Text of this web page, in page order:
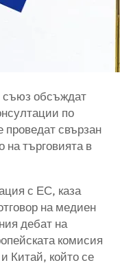
обсъждат
по
проведат свързан
търговията в
с ЕС, каза
на медиен
дебат на
комисия
Китай, който се